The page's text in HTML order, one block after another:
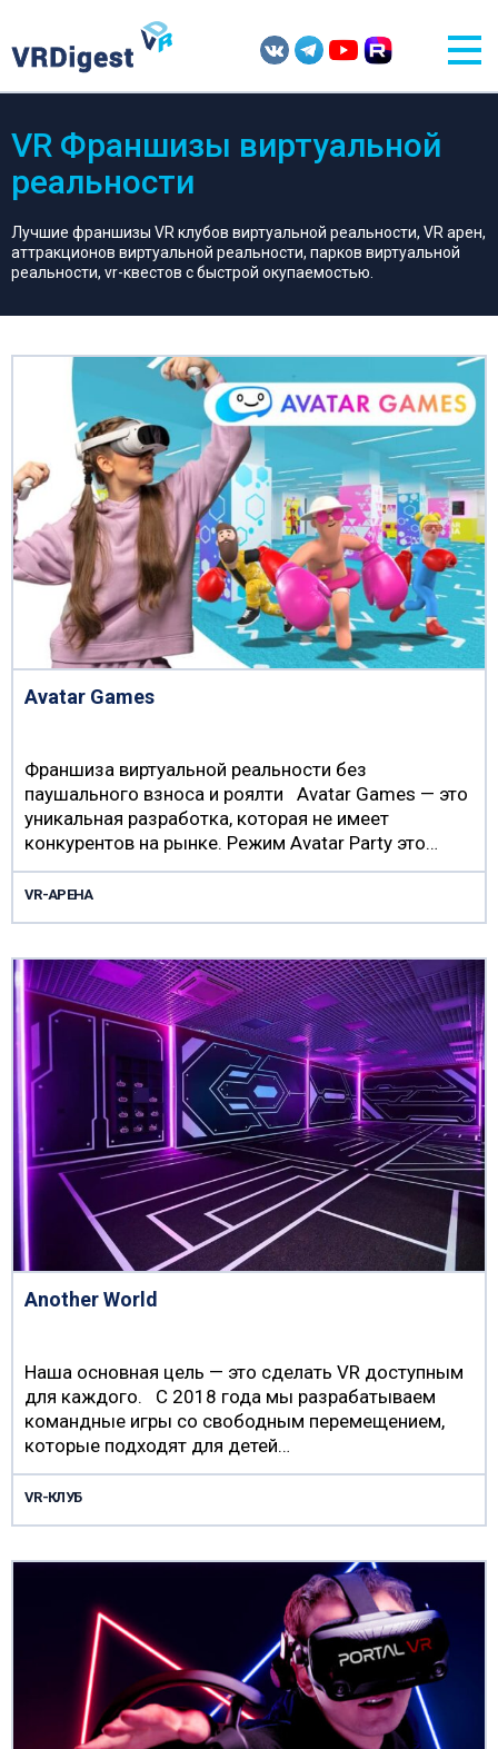
VR Франшизы виртуальной
реальности
Лучшие франшизы VR клубов виртуальной реальности, VR арен,
аттракционов виртуальной реальности, парков виртуальной
реальности, vr-квестов с быстрой окупаемостью.
Avatar Games
Франшиза виртуальной реальности без
паушального взноса и роялти Avatar Games — это
уникальная разработка, которая не имеет
конкурентов на рынке. Режим Avatar Party это…
VR-АРЕНА
Another World
Наша основная цель — это сделать VR доступным
для каждого. С 2018 года мы разрабатываем
командные игры со свободным перемещением,
которые подходят для детей…
VR-КЛУБ